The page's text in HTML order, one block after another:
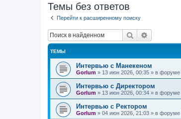
Темы без ответов
Перейти к расширенному поиску
Поиск
ТЕМЫ
Интервью с Манекеном
Gorlum » 13 июн 2026, 00:35 » в форуме
Интервью с Директором
Gorlum » 13 июн 2026, 00:34 » в форуме
Интервью с Ректором
Gorlum » 04 июн 2026, 21:03 » в форуме